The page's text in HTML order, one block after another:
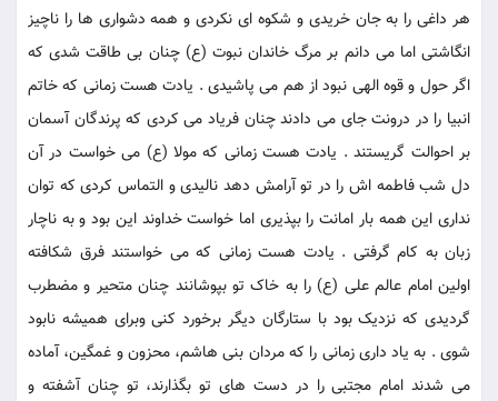
هر داغی را به جان خریدی و شکوه ای نکردی و همه دشواری ها را ناچیز
انگاشتی اما می دانم بر مرگ خاندان نبوت (ع) چنان بی طاقت شدی که
اگر حول و قوه الهی نبود از هم می پاشیدی . یادت هست زمانی که خاتم
انبیا را در درونت جای می دادند چنان فریاد می کردی که پرندگان آسمان
بر احوالت گریستند . یادت هست زمانی که مولا (ع) می خواست در آن
دل شب فاطمه اش را در تو آرامش دهد نالیدی و التماس کردی که توان
نداری این همه بار امانت را بپذیری اما خواست خداوند این بود و به ناچار
زبان به کام گرفتی . یادت هست زمانی که می خواستند فرق شکافته
اولین امام عالم علی (ع) را به خاک تو بپوشانند چنان متحیر و مضطرب
گردیدی که نزدیک بود با ستارگان دیگر برخورد کنی وبرای همیشه نابود
شوی . به یاد داری زمانی را که مردان بنی هاشم، محزون و غمگین، آماده
می شدند امام مجتبی را در دست های تو بگذارند، تو چنان آشفته و